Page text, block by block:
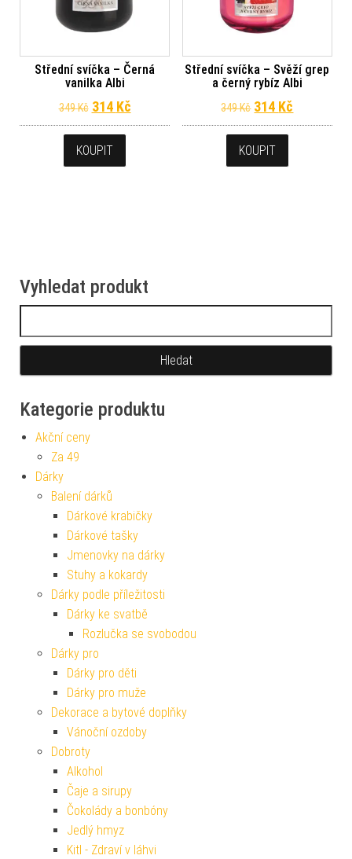
Střední svíčka – Černá
vanilka Albi
349Kč Původní cena byla: 349 Kč.
314 KčAktuální cena je: 314 Kč.
KOUPIT
Střední svíčka – Svěží grep
a černý rybíz Albi
349Kč Původní cena
314 Kč
KOUPIT
Vyhledat produkt
Kategorie produktu
Akční ceny
Za 49
Dárky
Balení dárků
Dárkové krabičky
Dárkové tašky
Jmenovky na dárky
Stuhy a kokardy
Dárky podle příležitosti
Dárky ke svatbě
Rozlučka se svobodou
Dárky pro
Dárky pro děti
Dárky pro muže
Dekorace a bytové doplňky
Vánoční ozdoby
Dobroty
Alkohol
Čaje a sirupy
Čokolády a bonbóny
Jedlý hmyz
Kitl - Zdraví v láhvi